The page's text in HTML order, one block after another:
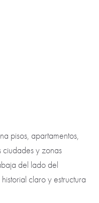
pisos, apartamentos,
ciudades y zonas
del lado del
claro y estructura